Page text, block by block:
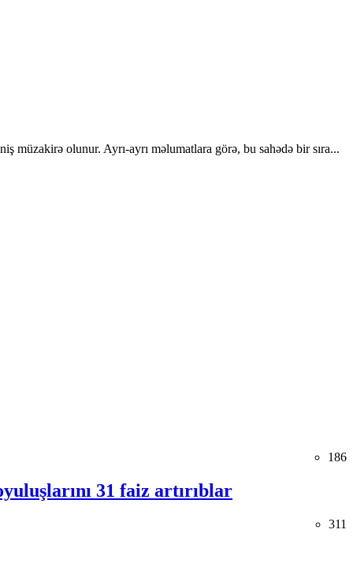
müzakirə olunur. Ayrı-ayrı məlumatlara görə, bu sahədə bir sıra...
186
31 faiz artırıblar
311